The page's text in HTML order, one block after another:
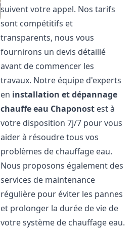
suivent votre appel. Nos tarifs
sont compétitifs et
transparents, nous vous
fournirons un devis détaillé
avant de commencer les
travaux. Notre équipe d'experts
en installation et dépannage
chauffe eau Chaponost est à
votre disposition 7j/7 pour vous
aider à résoudre tous vos
problèmes de chauffage eau.
Nous proposons également des
services de maintenance
régulière pour éviter les pannes
et prolonger la durée de vie de
votre système de chauffage eau.